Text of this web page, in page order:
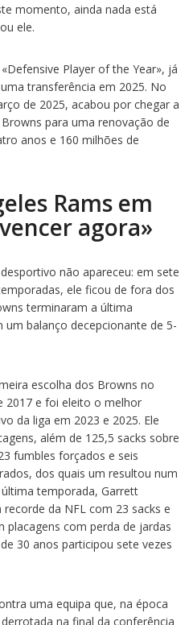
momento, ainda nada está
ele.
Player of the Year», já
transferência em 2025. No
de 2025, acabou por chegar a
para uma renovação de
anos e 160 milhões de
Rams em
agora»
não apareceu: em sete
ele ficou de fora dos
terminaram a última
um balanço decepcionante de 5-
escolha dos Browns no
2017 e foi eleito o melhor
da liga em 2023 e 2025. Ele
além de 125,5 sacks sobre
fumbles forçados e seis
dos quais um resultou num
temporada, Garrett
recorde da NFL com 23 sacks e
placagens com perda de jardas
30 anos participou sete vezes
uma equipa que, na época
na final da conferência